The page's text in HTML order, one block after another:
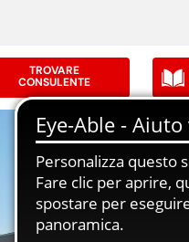
TROVARE
CONSULENTE